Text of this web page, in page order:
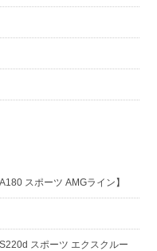
スポーツ AMGライン】
スポーツ エクスクルー